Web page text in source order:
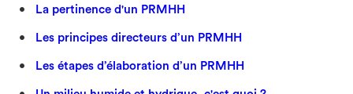
La pertinence d'un PRMHH
Les principes directeurs d’un PRMHH
Les étapes d’élaboration d’un PRMHH